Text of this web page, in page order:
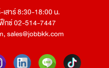
สาร์ 8:30-18:00 น.
กซ์ 02-514-7447
,sales@jobbkk.com